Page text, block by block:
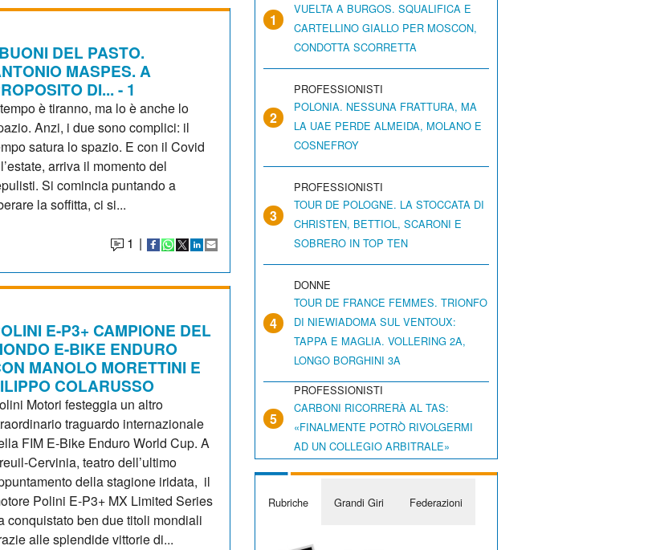
DEL PASTO.
MASPES. A
DI... - 1
è tiranno, ma lo è anche lo
Anzi, i due sono complici: il
satura lo spazio. E con il Covid
arriva il momento del
Si comincia puntando a
la soffitta, ci si...
1 |
E-P3+ CAMPIONE DEL
E-BIKE ENDURO
MANOLO MORETTINI E
COLARUSSO
Motori festeggia un altro
traguardo internazionale
FIM E-Bike Enduro World Cup. A
Cervinia, teatro dell’ultimo
della stagione iridata, il
Polini E-P3+ MX Limited Series
conquistato ben due titoli mondiali
alle splendide vittorie di...
1
VUELTA A BURGOS. SQUALIFICA E
CARTELLINO GIALLO PER MOSCON,
CONDOTTA SCORRETTA
2
PROFESSIONISTI
POLONIA. NESSUNA FRATTURA, MA
LA UAE PERDE ALMEIDA, MOLANO E
COSNEFROY
3
PROFESSIONISTI
TOUR DE POLOGNE. LA STOCCATA DI
CHRISTEN, BETTIOL, SCARONI E
SOBRERO IN TOP TEN
4
DONNE
TOUR DE FRANCE FEMMES. TRIONFO
DI NIEWIADOMA SUL VENTOUX:
TAPPA E MAGLIA. VOLLERING 2A,
LONGO BORGHINI 3A
5
PROFESSIONISTI
CARBONI RICORRERÀ AL TAS:
«FINALMENTE POTRÒ RIVOLGERMI
AD UN COLLEGIO ARBITRALE»
Rubriche Grandi Giri Federazioni